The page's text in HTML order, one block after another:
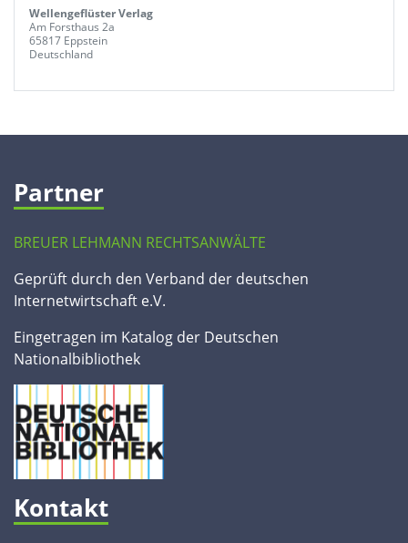
Wellengeflüster Verlag
Am Forsthaus 2a
65817 Eppstein
Deutschland
Partner
BREUER LEHMANN RECHTSANWÄLTE
Geprüft durch den Verband der deutschen
Internetwirtschaft e.V.
Eingetragen im Katalog der Deutschen
Nationalbibliothek
Kontakt